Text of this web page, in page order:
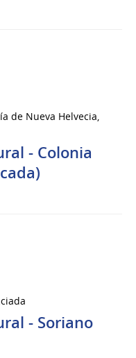
de Nueva Helvecia,
- Colonia
- Soriano